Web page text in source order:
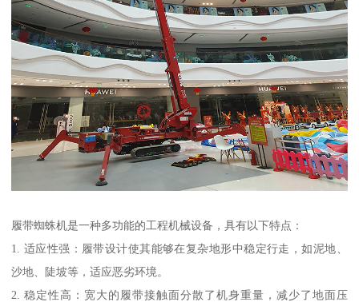
履带蜘蛛机是一种多功能的工程机械设备，具有以下特点：
1. 适应性强：履带设计使其能够在复杂地形中稳定行走，如泥地、
沙地、陡坡等，适应恶劣环境。
2. 稳定性高：宽大的履带接触面分散了机身重量，减少了地面压